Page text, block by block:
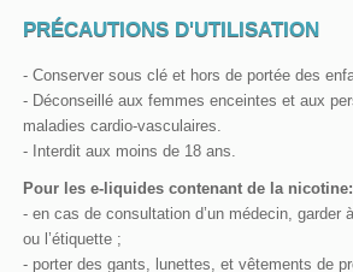
PRÉCAUTIONS D'UTILISATION
- Conserver sous clé et hors de portée des
- Déconseillé aux femmes enceintes et aux
maladies cardio-vasculaires.
- Interdit aux moins de 18 ans.
Pour les e-liquides contenant de la nicotine:
- en cas de consultation d’un médecin, garder
ou l’étiquette ;
- porter des gants, lunettes, et vêtements de